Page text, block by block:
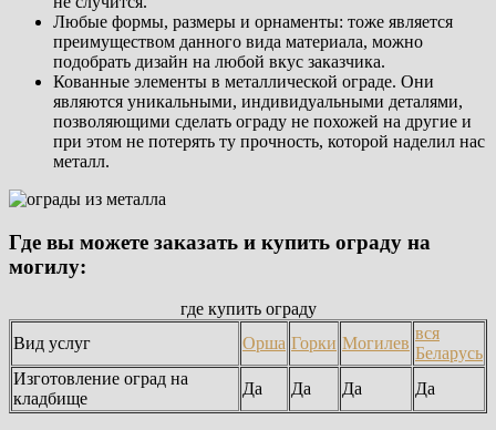
Любые формы, размеры и орнаменты: тоже является
преимуществом данного вида материала, можно
подобрать дизайн на любой вкус заказчика.
Кованные элементы в металлической ограде. Они
являются уникальными, индивидуальными деталями,
позволяющими сделать ограду не похожей на другие и
при этом не потерять ту прочность, которой наделил нас
металл.
Где вы можете заказать и купить ограду на
могилу:
где купить ограду
Вид услуг
Орша Горки Могилев
вся
Беларусь
Изготовление оград на
кладбище
Да Да Да Да